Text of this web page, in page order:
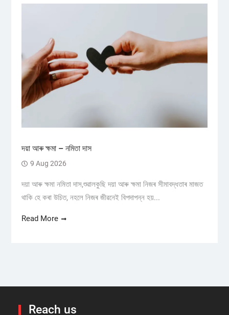
দয়া আৰু ক্ষমা – নমিতা দাস
9 Aug 2026
দয়া আৰু ক্ষমা নমিতা দাস,শুৱালকুছি দয়া আৰু ক্ষমা নিজৰ সীমাবদ্ধতাৰ মাজত
থাকি হে কৰা উচিত, নহলে নিজৰ জীৱনেই বিপদাপন্ন হয়...
Read More
Reach us